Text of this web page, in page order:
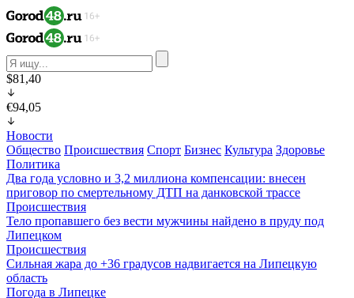
$81,40
€94,05
Новости
Общество Происшествия Спорт Бизнес Культура Здоровье
Политика
Два года условно и 3,2 миллиона компенсации: внесен
приговор по смертельному ДТП на данковской трассе
Происшествия
Тело пропавшего без вести мужчины найдено в пруду под
Липецком
Происшествия
Сильная жара до +36 градусов надвигается на Липецкую
область
Погода в Липецке